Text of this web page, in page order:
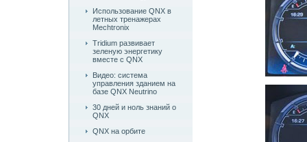
Использование QNX в
летных тренажерах
Mechtronix
Tridium развивает
зеленую энергетику
вместе с QNX
Видео: система
управления зданием на
базе QNX Neutrino
30 дней и ноль знаний о
QNX
QNX на орбите